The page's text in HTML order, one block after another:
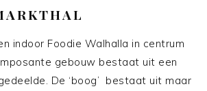
indoor Foodie Walhalla in centrum
gebouw bestaat uit een
De ‘boog’ bestaat uit maar